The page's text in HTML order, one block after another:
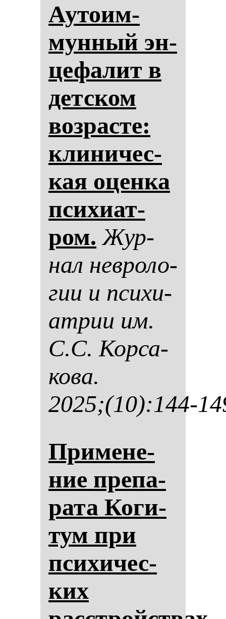
Ауто­им­
мун­ный эн­
це­фа­лит в
дет­ском
воз­рас­те:
кли­ни­чес­
кая оцен­ка
пси­хи­ат­
ром. Жур­
нал нев­ро­ло­
гии и пси­хи­
ат­рии им.
С.С. Кор­са­
ко­ва.
2025;(10):144-
При­ме­не­
ние пре­па­
ра­та Ко­ги­
тум при
пси­хи­чес­
ких